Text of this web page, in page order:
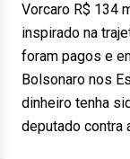
Vorcaro R$ 134
inspirado na
foram pagos e
Bolsonaro nos
dinheiro tenha
deputado contra